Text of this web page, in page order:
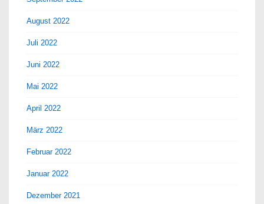
August 2022
Juli 2022
Juni 2022
Mai 2022
April 2022
März 2022
Februar 2022
Januar 2022
Dezember 2021